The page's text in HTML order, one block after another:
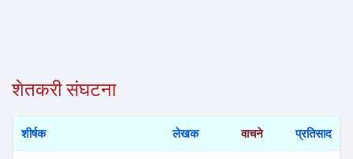
शेतकरी संघटना
शीर्षक लेखक वाचने प्रतिसाद